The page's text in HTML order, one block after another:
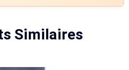
Similaires